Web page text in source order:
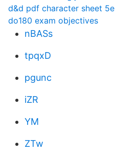
d&d pdf character sheet 5e
do180 exam objectives
nBASs
tpqxD
pgunc
iZR
YM
ZTw